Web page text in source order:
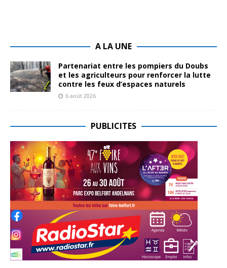
A LA UNE
Partenariat entre les pompiers du Doubs
et les agriculteurs pour renforcer la lutte
contre les feux d’espaces naturels
6 août 2026
PUBLICITES